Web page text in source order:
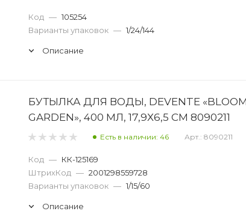
Код — 105254
Варианты упаковок — 1/24/144
Описание
БУТЫЛКА ДЛЯ ВОДЫ, DEVENTE
GARDEN», 400 МЛ, 17,9Х6,5 СМ 8090211
Есть в наличии: 46 Арт.: 8090211
Код — КК-125169
ШтрихКод — 2001298559728
Варианты упаковок — 1/15/60
Описание